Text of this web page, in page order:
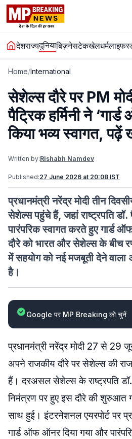
देशराज्यदुनियाबिज़नेसटेकखेलधर्म
Home/International
सेशेल्स दौरे पर PM
पैट्रिक हर्मिनी ने
किया भव्य स्वागत, पढ़ें
Written by:Rishabh Namdev
Published:27 June 2026 at 20:08 IST
प्रधानमंत्री नरेंद्र मोदी तीन
सेशेल्स पहुंचे हैं, जहां राष्ट्रपति डॉ.
पारंपरिक स्वागत करते हुए गार्ड
दौरे को भारत और सेशेल्स के बीच
में सहयोग को नई मजबूती देने वाला
है।
Google पर MP Breaking को चुनें
प्रधानमंत्री नरेंद्र मोदी 27 से
अपने राजकीय दौरे पर सेशेल्स की
हैं। दरअसल सेशेल्स के राष्ट्रपति डॉ.
निमंत्रण पर हुए इस दौरे की शुरुआत
साथ हुई। इंटरनेशनल एयरपोर्ट पर
गार्ड ऑफ ऑनर दिया गया और